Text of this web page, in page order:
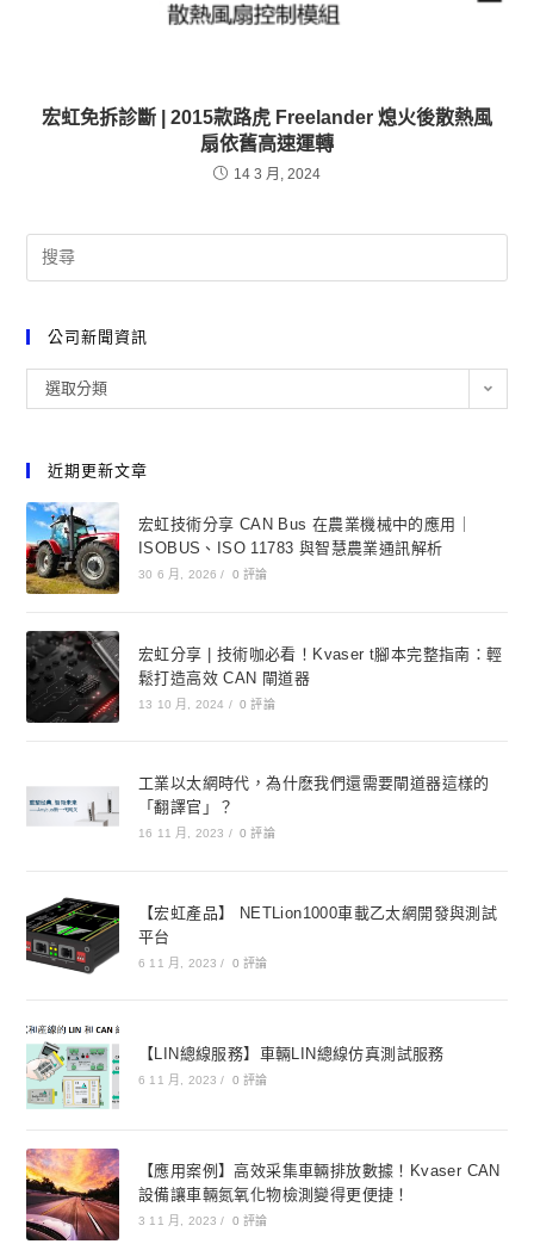
宏虹免拆診斷 | 2015款路虎 Freelander 熄火後散熱風
扇依舊高速運轉
14 3 月, 2024
公司新聞資訊
選取分類
近期更新文章
宏虹技術分享 CAN Bus 在農業機械中的應用｜
ISOBUS、ISO 11783 與智慧農業通訊解析
30 6 月, 2026 / 0 評論
宏虹分享 | 技術咖必看！Kvaser t腳本完整指南：輕
鬆打造高效 CAN 閘道器
13 10 月, 2024 / 0 評論
工業以太網時代，為什麽我們還需要閘道器這樣的
「翻譯官」？
16 11 月, 2023 / 0 評論
【宏虹產品】 NETLion1000車載乙太網開發與測試
平台
6 11 月, 2023 / 0 評論
【LIN總線服務】車輛LIN總線仿真測試服務
6 11 月, 2023 / 0 評論
【應用案例】高效采集車輛排放數據！Kvaser CAN
設備讓車輛氮氧化物檢測變得更便捷！
3 11 月, 2023 / 0 評論